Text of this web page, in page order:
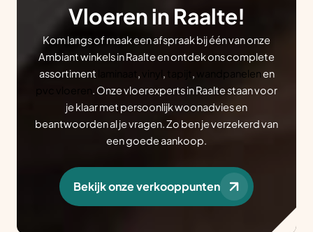
Vloeren in Raalte!
Kom langs of maak een afspraak bij één van onze
Ambiant winkels in Raalte en ontdek ons complete
assortiment
, , , wandpanelenen
. Onze vloerexperts in Raalte staan voor
je klaar met persoonlijk woonadvies en
beantwoorden al je vragen. Zo ben je verzekerd van
een goede aankoop.
Bekijk onze verkooppunten